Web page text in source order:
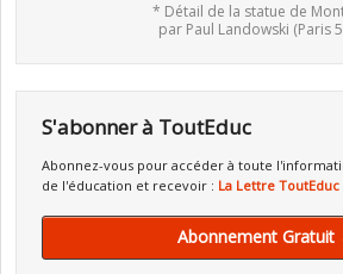
* Détail de la statue de
par Paul Landowski (Paris
S'abonner à ToutEduc
Abonnez-vous pour accéder à toute
de l'éducation et recevoir : La Lettre ToutEduc
Abonnement Gratuit